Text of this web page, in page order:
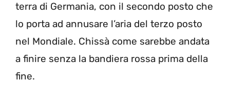
terra di Germania, con il secondo posto che
lo porta ad annusare l’aria del terzo posto
nel Mondiale. Chissà come sarebbe andata
a finire senza la bandiera rossa prima della
fine.